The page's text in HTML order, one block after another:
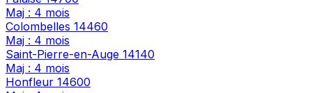
Maj : 4 mois
Colombelles 14460
Maj : 4 mois
Saint-Pierre-en-Auge 14140
Maj : 4 mois
Honfleur 14600